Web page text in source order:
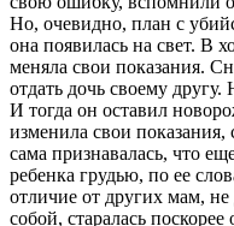
Но, очевидно, план с
она появилась на свет. В
меняла свои показания.
отдать дочь своему
И тогда он оставил
изменила свои
сама признавалась, что
ребенка грудью, по ее
отличие от других мам,
собой, старалась